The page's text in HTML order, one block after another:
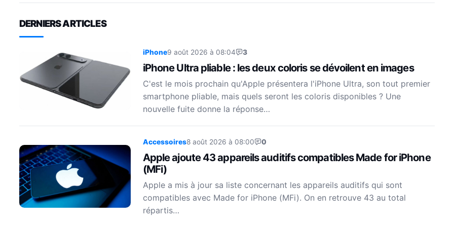
DERNIERS ARTICLES
iPhone9 août 2026 à 08:04 3
iPhone Ultra pliable : les deux coloris se dévoilent en images
C'est le mois prochain qu'Apple présentera l'iPhone Ultra, son tout premier
smartphone pliable, mais quels seront les coloris disponibles ? Une
nouvelle fuite donne la réponse…
Accessoires8 août 2026 à 08:00 0
Apple ajoute 43 appareils auditifs compatibles Made for iPhone
(MFi)
Apple a mis à jour sa liste concernant les appareils auditifs qui sont
compatibles avec Made for iPhone (MFi). On en retrouve 43 au total
répartis…